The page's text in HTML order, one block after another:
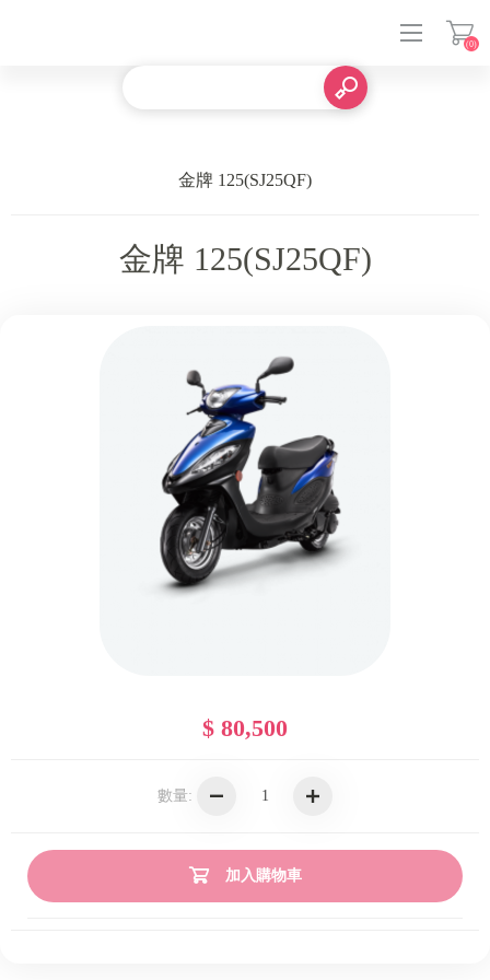
(0)
金牌 125(SJ25QF)
金牌 125(SJ25QF)
$ 80,500
數量:
加入購物車